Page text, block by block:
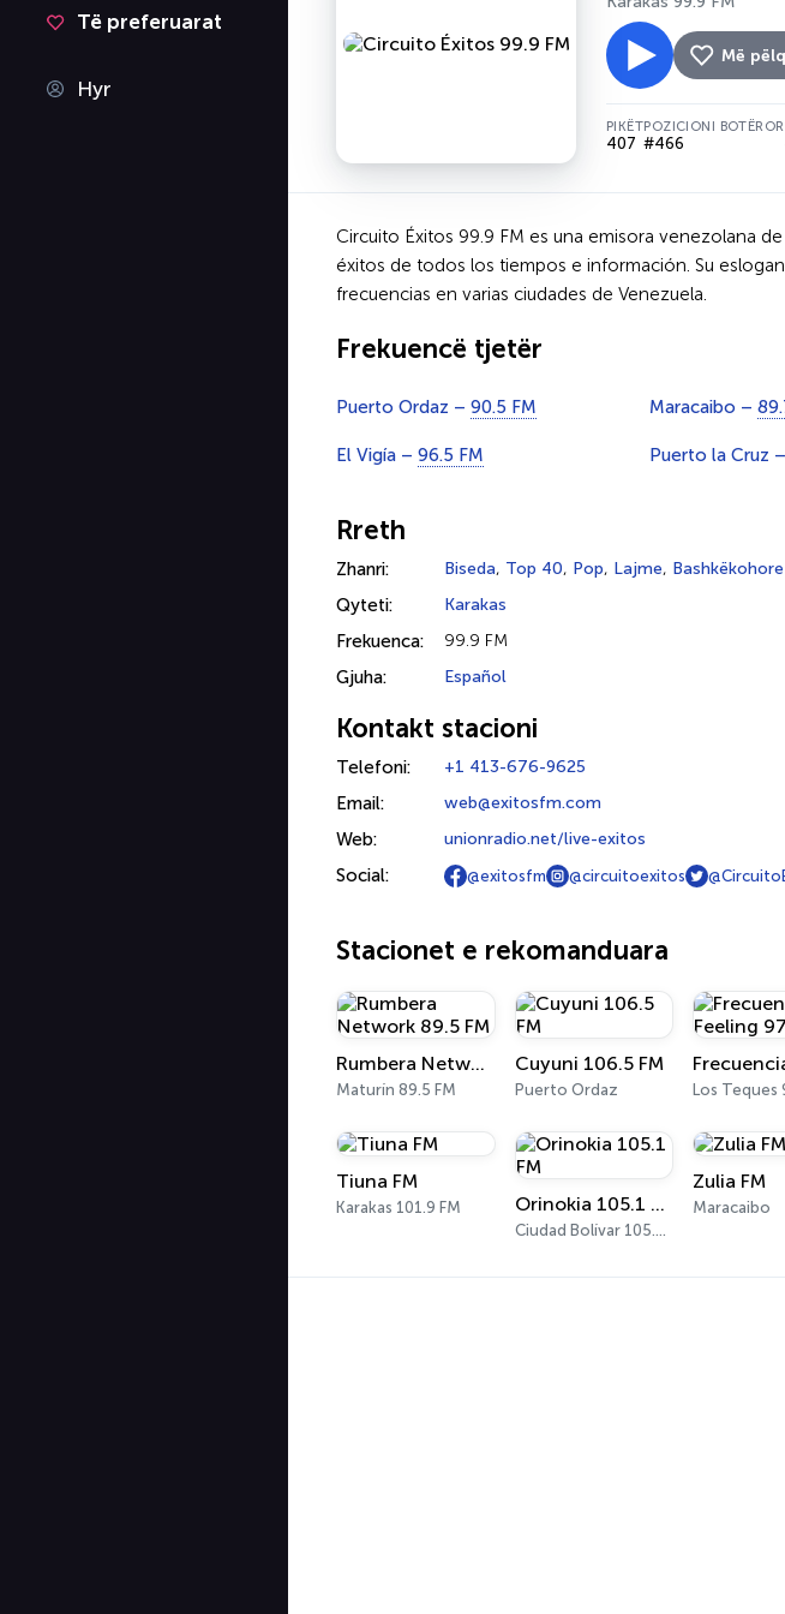
Të preferuarat
Hyr
Më
PIKËT
407
POZICIONI BOTËROR
#466
Circuito Éxitos 99.9 FM es una emisora venezolana
éxitos de todos los tiempos e información. Su
frecuencias en varias ciudades de Venezuela.
Frekuencë tjetër
Puerto Ordaz – 90.5 FM Maracaibo –
El Vigía – 96.5 FM Puerto la Cruz –
Rreth
Zhanri: Biseda, Top 40, Pop, Lajme,
Qyteti: Karakas
Frekuenca: 99.9 FM
Gjuha: Español
Kontakt stacioni
Telefoni: +1 413-676-9625
Email: web@exitosfm.com
Web: unionradio.net/live-exitos
Social: @exitosfm @circuitoexitos
Stacionet e rekomanduara
Rumbera Network 89.5 FM
Maturín 89.5 FM
Cuyuni 106.5 FM
Puerto Ordaz Los Teques
Tiuna FM
Karakas 101.9 FM Orinokia 105.1 FM
Ciudad Bolívar 105.1 FM
Zulia FM
Maracaibo